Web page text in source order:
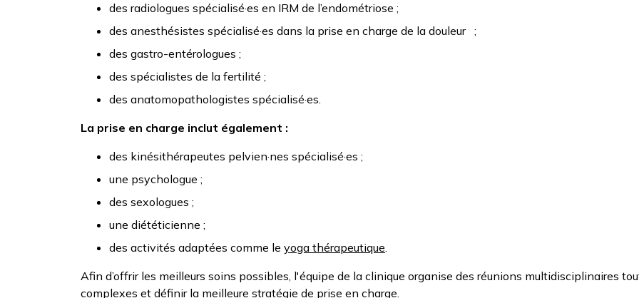
des radiologues spécialisé·es en IRM de l’endométriose ;
des anesthésistes spécialisé·es dans la prise en charge de la douleur ;
des gastro-entérologues ;
des spécialistes de la fertilité ;
des anatomopathologistes spécialisé·es.
La prise en charge inclut également :
des kinésithérapeutes pelvien·nes spécialisé·es ;
une psychologue ;
des sexologues ;
une diététicienne ;
des activités adaptées comme le yoga thérapeutique.
Afin d’offrir les meilleurs soins possibles, l'équipe de la clinique organise des réunions multidisciplinaires
complexes et définir la meilleure stratégie de prise en charge.